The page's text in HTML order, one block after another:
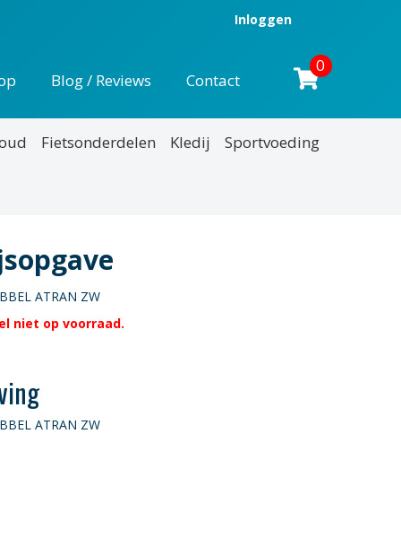
Inloggen
Blog / Reviews Contact
0
Fietsonderdelen Kledij Sportvoeding
ATRAN ZW
niet op voorraad.
ATRAN ZW